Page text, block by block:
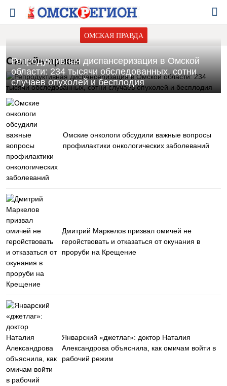
ОМСКАЯ ПРАВДА
Онлайн-прием
Репродуктивная диспансеризация в Омской
области: 234 тысячи обследованных, сотни
случаев опухолей и бесплодия
Омские онкологи обсудили важные вопросы
профилактики онкологических заболеваний
Дмитрий Маркелов призвал омичей не
геройствовать и отказаться от окунания в
проруби на Крещение
Январский «джетлаг»: доктор Наталия
Александрова объяснила, как омичам войти в
рабочий режим